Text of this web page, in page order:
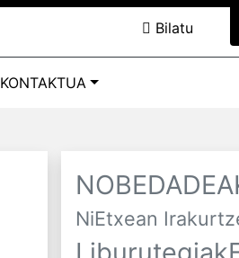
Bilatu
KONTAKTUA
NiEtxean